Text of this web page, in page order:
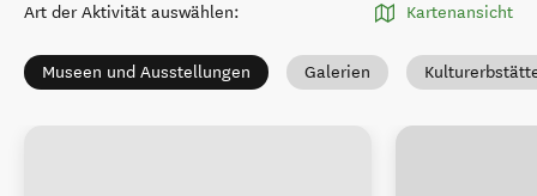
Art der Aktivität auswählen: Kartenansicht
Museen und Ausstellungen Galerien